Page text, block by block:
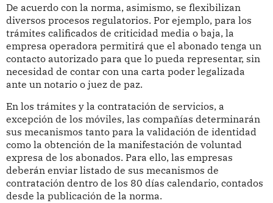
De acuerdo con la norma, asimismo, se flexibilizan
diversos procesos regulatorios. Por ejemplo, para los
trámites calificados de criticidad media o baja, la
empresa operadora permitirá que el abonado tenga un
contacto autorizado para que lo pueda representar, sin
necesidad de contar con una carta poder legalizada
ante un notario o juez de paz.
En los trámites y la contratación de servicios, a
excepción de los móviles, las compañías determinarán
sus mecanismos tanto para la validación de identidad
como la obtención de la manifestación de voluntad
expresa de los abonados. Para ello, las empresas
deberán enviar listado de sus mecanismos de
contratación dentro de los 80 días calendario, contados
desde la publicación de la norma.